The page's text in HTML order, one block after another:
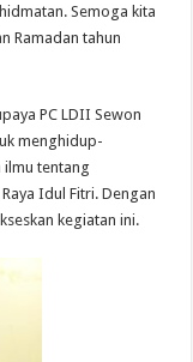
Semoga kita
Ramadan tahun
PC LDII Sewon
menghidup-
ilmu tentang
Idul Fitri. Dengan
kegiatan ini.